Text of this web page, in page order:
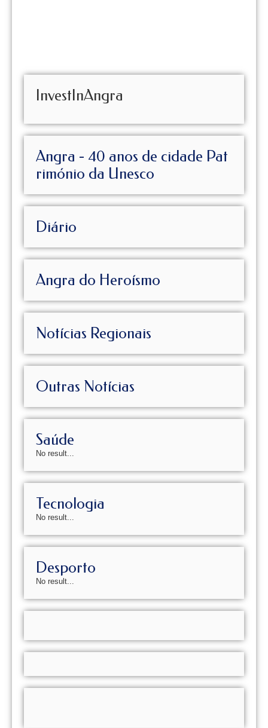
InvestInAngra
Angra - 40 anos de cidade Pat
rimónio da Unesco
Diário
Angra do Heroísmo
Notícias Regionais
Outras Notícias
Saúde
No result...
Tecnologia
No result...
Desporto
No result...